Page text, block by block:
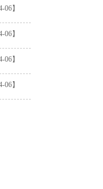
06】
06】
06】
06】